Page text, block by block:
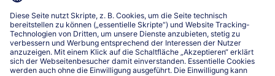
Kategorien